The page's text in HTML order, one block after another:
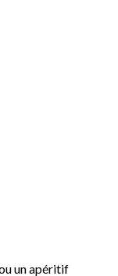
un apéritif